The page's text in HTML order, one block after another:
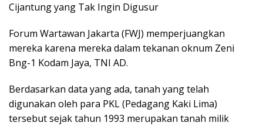
Cijantung yang Tak Ingin Digusur
Forum Wartawan Jakarta (FWJ) memperjuangkan
mereka karena mereka dalam tekanan oknum Zeni
Bng-1 Kodam Jaya, TNI AD.
Berdasarkan data yang ada, tanah yang telah
digunakan oleh para PKL (Pedagang Kaki Lima)
tersebut sejak tahun 1993 merupakan tanah milik